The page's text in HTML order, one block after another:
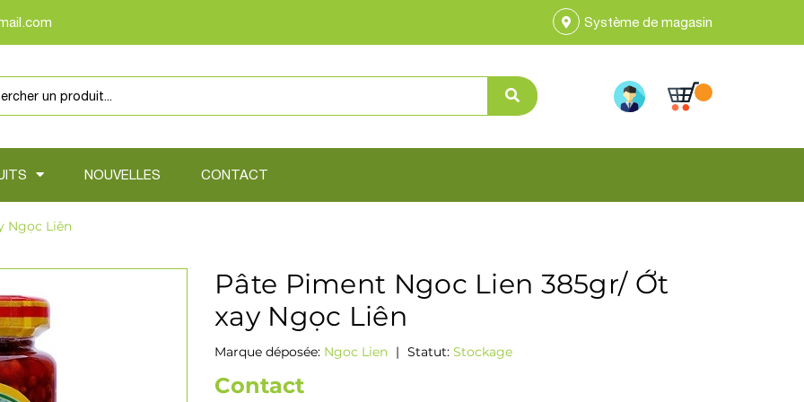
Système de magasin
NOUVELLES CONTACT
Ngọc Liên
Pâte Piment Ngoc Lien 385gr/ Ớt
xay Ngọc Liên
Marque déposée: Ngoc Lien | Statut: Stockage
Contact